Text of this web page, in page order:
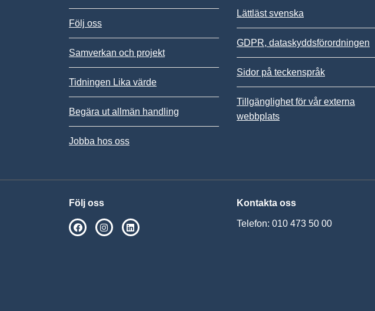
Följ oss
Samverkan och projekt
Tidningen Lika värde
Begära ut allmän handling
Jobba hos oss
Lättläst svenska
GDPR, dataskyddsförordningen
Sidor på teckenspråk
Tillgänglighet för vår externa
webbplats
Följ oss
SPSM på Facebook
SPSM på Instagram
Kontakta oss
Telefon: 010 473 50 00